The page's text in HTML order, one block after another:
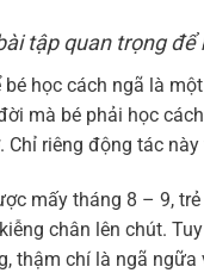
tập quan trọng
bé học cách ngã là
mà bé phải học
Chỉ riêng động tác
mấy tháng 8 – 9,
chân lên chút.
thậm chí là ngã